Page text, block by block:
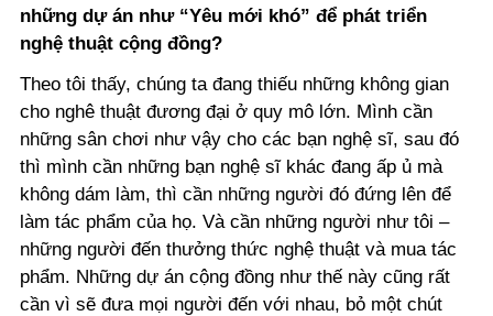
những dự án như “Yêu mới khó” để phát triển
nghệ thuật cộng đồng?
Theo tôi thấy, chúng ta đang thiếu những không gian
cho nghê thuật đương đại ở quy mô lớn. Mình cần
những sân chơi như vậy cho các bạn nghệ sĩ, sau đó
thì mình cần những bạn nghệ sĩ khác đang ấp ủ mà
không dám làm, thì cần những người đó đứng lên để
làm tác phẩm của họ. Và cần những người như tôi –
những người đến thưởng thức nghệ thuật và mua tác
phẩm. Những dự án cộng đồng như thế này cũng rất
cần vì sẽ đưa mọi người đến với nhau, bỏ một chút